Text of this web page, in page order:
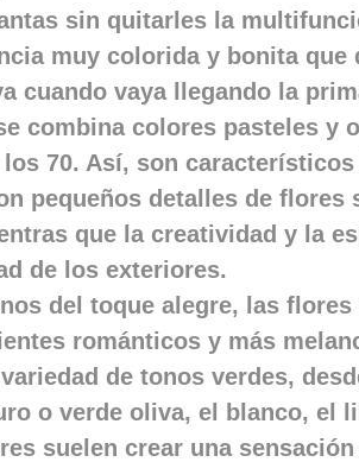
sin quitarles la
muy colorida y bonita que
cuando vaya llegando la
combina colores pasteles y
los 70. Así, son
pequeños detalles de flores
que la creatividad y la
de los exteriores.
del toque alegre, las
románticos y más
de tonos verdes,
o verde oliva, el blanco, el
suelen crear una